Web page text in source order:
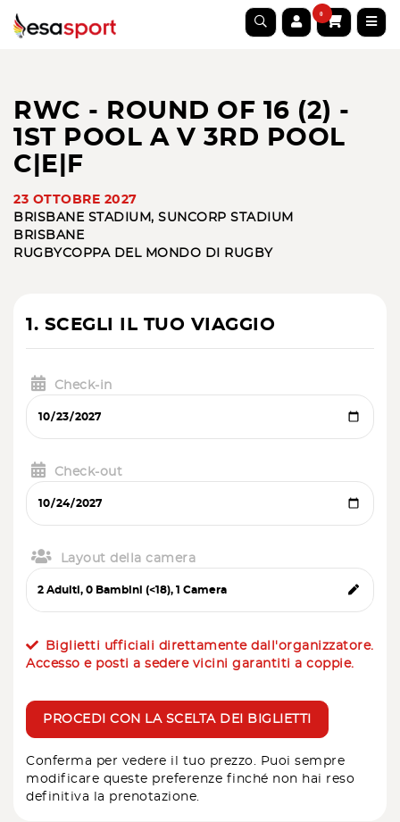
0
RWC - ROUND OF 16 (2) -
1ST POOL A V 3RD POOL
C|E|F
23 OTTOBRE 2027
BRISBANE STADIUM, SUNCORP STADIUM
BRISBANE
RUGBYCOPPA DEL MONDO DI RUGBY
1. SCEGLI IL TUO VIAGGIO
Check-in
Check-out
Layout della camera
Biglietti ufficiali direttamente dall'organizzatore.
Accesso e posti a sedere vicini garantiti a coppie.
PROCEDI CON LA SCELTA DEI BIGLIETTI
Conferma per vedere il tuo prezzo. Puoi sempre
modificare queste preferenze finché non hai reso
definitiva la prenotazione.